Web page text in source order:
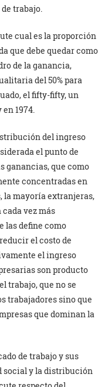
trabajo.
cual es la proporción
que debe quedar como
de la ganancia,
del 50% para
el fifty-fifty, un
1974.
del ingreso
el punto de
ganancias, que como
concentradas en
la mayoría extranjeras,
vez más
las define como
el costo de
el ingreso
son producto
trabajo, que no se
trabajadores sino que
que dominan la
de trabajo y sus
social y la distribución